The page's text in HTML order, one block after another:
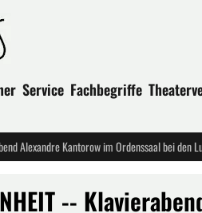
Service Fachbegriffe
--